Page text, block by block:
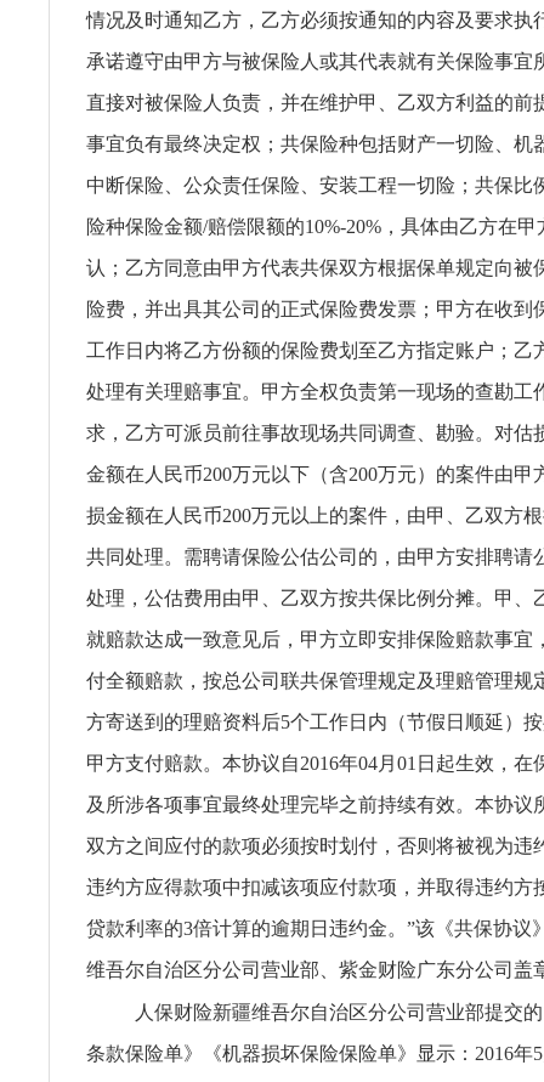
情况及时通知乙方，乙方必须按通知的内容及要求执
承诺遵守由甲方与被保险人或其代表就有关保险事宜
直接对被保险人负责，并在维护甲、乙双方利益的前
事宜负有最终决定权；共保险种包括财产一切险、机
中断保险、公众责任保险、安装工程一切险；共保比
险种保险金额/赔偿限额的10%-20%，具体由乙方在
认；乙方同意由甲方代表共保双方根据保单规定向被
险费，并出具其公司的正式保险费发票；甲方在收到
工作日内将乙方份额的保险费划至乙方指定账户；乙
处理有关理赔事宜。甲方全权负责第一现场的查勘工
求，乙方可派员前往事故现场共同调查、勘验。对估
金额在人民币200万元以下（含200万元）的案件由甲
损金额在人民币200万元以上的案件，由甲、乙双方
共同处理。需聘请保险公估公司的，由甲方安排聘请
处理，公估费用由甲、乙双方按共保比例分摊。甲、
就赔款达成一致意见后，甲方立即安排保险赔款事宜
付全额赔款，按总公司联共保管理规定及理赔管理规
方寄送到的理赔资料后5个工作日内（节假日顺延）
甲方支付赔款。本协议自2016年04月01日起生效，在
及所涉各项事宜最终处理完毕之前持续有效。本协议
双方之间应付的款项必须按时划付，否则将被视为违
违约方应得款项中扣减该项应付款项，并取得违约方
贷款利率的3倍计算的逾期日违约金。”该《共保协议
维吾尔自治区分公司营业部、紫金财险广东分公司盖
人保财险新疆维吾尔自治区分公司营业部提交
条款保险单》《机器损坏保险保险单》显示：2016年